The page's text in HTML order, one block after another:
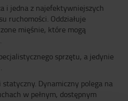
i jedna z najefektywniejszych
ruchomości. Oddziałuje
mięśnie, które mogą
sprzętu, a jedynie
Dynamiczny polega na
w pełnym, dostępnym